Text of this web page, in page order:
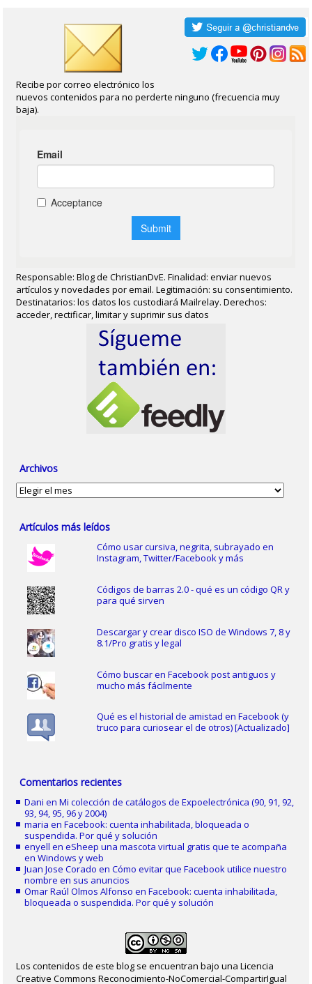
Recibe por correo electrónico los
nuevos contenidos para no perderte ninguno (frecuencia muy
baja).
Responsable: Blog de ChristianDvE. Finalidad: enviar nuevos
artículos y novedades por email. Legitimación: su consentimiento.
Destinatarios: los datos los custodiará Mailrelay. Derechos:
acceder, rectificar, limitar y suprimir sus datos
Archivos
Archivos
Artículos más leídos
Cómo usar cursiva, negrita, subrayado en
Instagram, Twitter/Facebook y más
Códigos de barras 2.0 - qué es un código QR y
para qué sirven
Descargar y crear disco ISO de Windows 7, 8 y
8.1/Pro gratis y legal
Cómo buscar en Facebook post antiguos y
mucho más fácilmente
Qué es el historial de amistad en Facebook (y
truco para curiosear el de otros) [Actualizado]
Comentarios recientes
Dani enMi colección de catálogos de Expoelectrónica (90, 91, 92,
93, 94, 95, 96 y 2004)
maria enFacebook: cuenta inhabilitada, bloqueada o
suspendida. Por qué y solución
enyell eneSheep una mascota virtual gratis que te acompaña
en Windows y web
Juan Jose Corado enCómo evitar que Facebook utilice nuestro
nombre en sus anuncios
Omar Raúl Olmos Alfonso enFacebook: cuenta inhabilitada,
bloqueada o suspendida. Por qué y solución
Los contenidos de este blog se encuentran bajo una Licencia
Creative Commons Reconocimiento-NoComercial-CompartirIgual